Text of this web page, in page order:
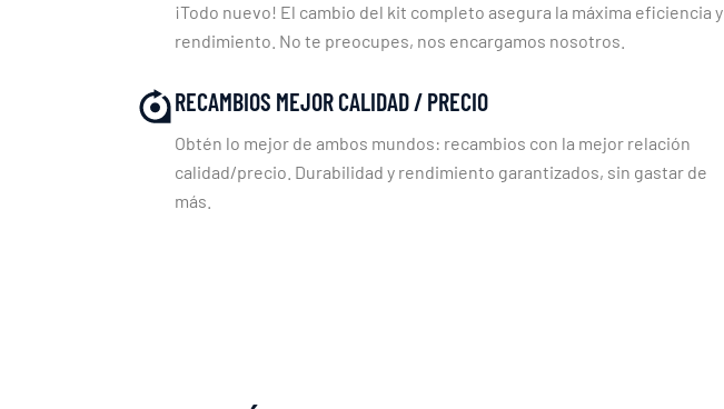
¡Todo nuevo! El cambio del kit completo asegura la máxima eficiencia y
rendimiento. No te preocupes, nos encargamos nosotros.
RECAMBIOS MEJOR CALIDAD / PRECIO
Obtén lo mejor de ambos mundos: recambios con la mejor relación
calidad/precio. Durabilidad y rendimiento garantizados, sin gastar de
más.